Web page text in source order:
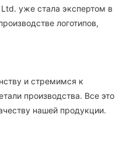
уже стала экспертом в
логотипов,
и стремимся к
производства. Все это
нашей продукции.